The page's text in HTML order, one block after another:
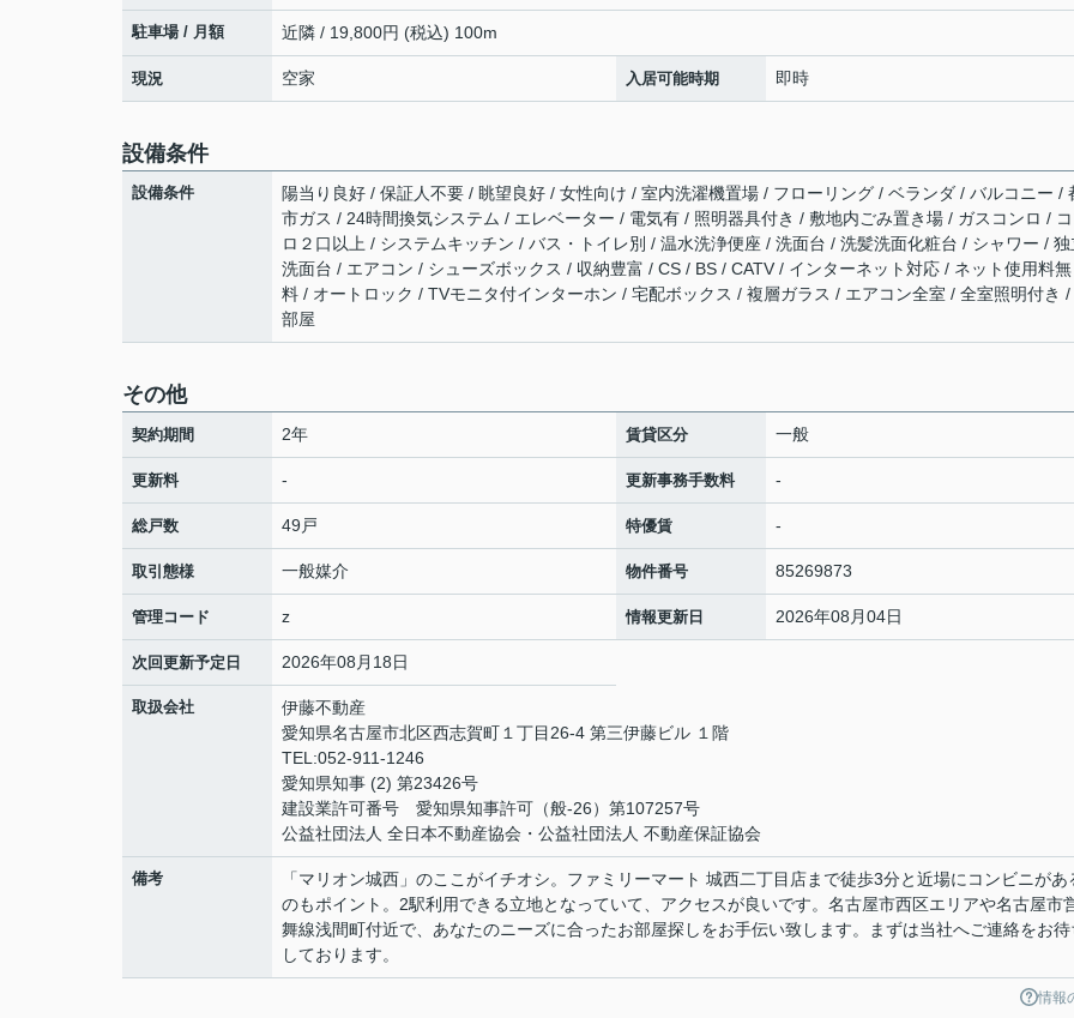
駐車場 / 月額 近隣 / 19,800円 (税込) 100m
現況 空家 入居可能時期 即時
設備条件
設備条件
陽当り良好 / 保証人不要 / 眺望良好 / 女性向け / 室内洗濯機置場 / フローリング / ベランダ / バルコニー /
市ガス / 24時間換気システム / エレベーター / 電気有 / 照明器具付き / 敷地内ごみ置き場 / ガスコンロ /
ロ２口以上 / システムキッチン / バス・トイレ別 / 温水洗浄便座 / 洗面台 / 洗髪洗面化粧台 / シャワー / 独
洗面台 / エアコン / シューズボックス / 収納豊富 / CS / BS / CATV / インターネット対応 / ネット使用料無
料 / オートロック / TVモニタ付インターホン / 宅配ボックス / 複層ガラス / エアコン全室 / 全室照明付き /
部屋
その他
契約期間 2年 賃貸区分 一般
更新料 - 更新事務手数料 -
総戸数 49戸 特優賃 -
取引態様 一般媒介 物件番号 85269873
管理コード z 情報更新日 2026年08月04日
次回更新予定日 2026年08月18日
取扱会社
伊藤不動産
愛知県名古屋市北区西志賀町１丁目26-4 第三伊藤ビル １階
TEL:052-911-1246
愛知県知事 (2) 第23426号
建設業許可番号 愛知県知事許可（般-26）第107257号
公益社団法人 全日本不動産協会・公益社団法人 不動産保証協会
備考
「マリオン城西」のここがイチオシ。ファミリーマート 城西二丁目店まで徒歩3分と近場にコンビニがあ
のもポイント。2駅利用できる立地となっていて、アクセスが良いです。名古屋市西区エリアや名古屋市
舞線浅間町付近で、あなたのニーズに合ったお部屋探しをお手伝い致します。まずは当社へご連絡をお待
しております。
情報